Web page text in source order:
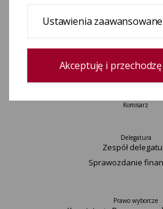
Urzędnicy
Konkurs „Wybieram
Archiwum
Komisarz
Delegatura
Zespół
Sprawozdanie
Prawo wyborcze
Ustawienia zaawansowane
Akceptuję i